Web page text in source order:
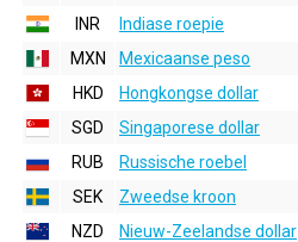
INR
Indiase roepie
MXN
Mexicaanse peso
HKD
Hongkongse dollar
SGD
Singaporese dollar
RUB
Russische roebel
SEK
Zweedse kroon
NZD
Nieuw-Zeelandse dollar